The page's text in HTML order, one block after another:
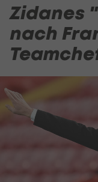
Zidanes
nach